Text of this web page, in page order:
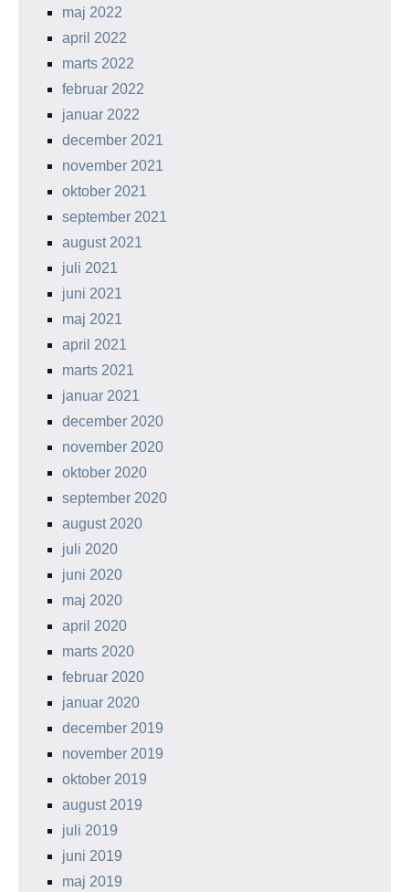
maj 2022
april 2022
marts 2022
februar 2022
januar 2022
december 2021
november 2021
oktober 2021
september 2021
august 2021
juli 2021
juni 2021
maj 2021
april 2021
marts 2021
januar 2021
december 2020
november 2020
oktober 2020
september 2020
august 2020
juli 2020
juni 2020
maj 2020
april 2020
marts 2020
februar 2020
januar 2020
december 2019
november 2019
oktober 2019
august 2019
juli 2019
juni 2019
maj 2019